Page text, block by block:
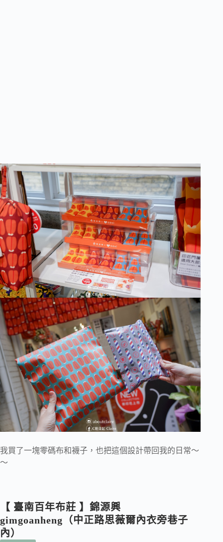
我買了一塊零碼布和襪子，也把這個設計帶回我的日常～
～
【 臺南百年布莊 】錦源興
gimgoanheng（中正路思薇爾內衣旁巷子
內）